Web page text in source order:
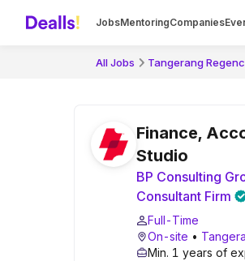
JobsMentoringCompanies
All Jobs Tangerang
Finance,
Studio
BP Consulting
Consultant Firm
Full-Time
On-site •
Min. 1 years of